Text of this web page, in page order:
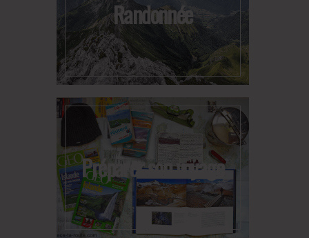
Randonnée
Préparer son voyage